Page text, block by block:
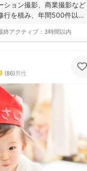
ション撮影、商業撮影など
行を積み、年間500件以上
終アクティブ： 3時間以内
(86)男性